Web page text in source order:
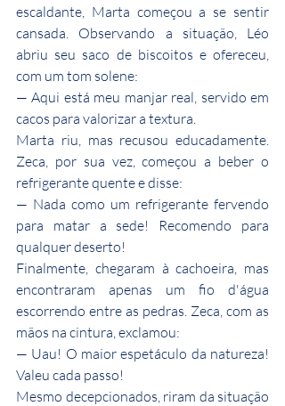
escaldante, Marta começou a se sentir
cansada. Observando a situação, Léo
abriu seu saco de biscoitos e ofereceu,
com um tom solene:
— Aqui está meu manjar real, servido em
cacos para valorizar a textura.
Marta riu, mas recusou educadamente.
Zeca, por sua vez, começou a beber o
refrigerante quente e disse:
— Nada como um refrigerante fervendo
para matar a sede! Recomendo para
qualquer deserto!
Finalmente, chegaram à cachoeira, mas
encontraram apenas um fio d'água
escorrendo entre as pedras. Zeca, com as
mãos na cintura, exclamou:
— Uau! O maior espetáculo da natureza!
Valeu cada passo!
Mesmo decepcionados, riram da situação